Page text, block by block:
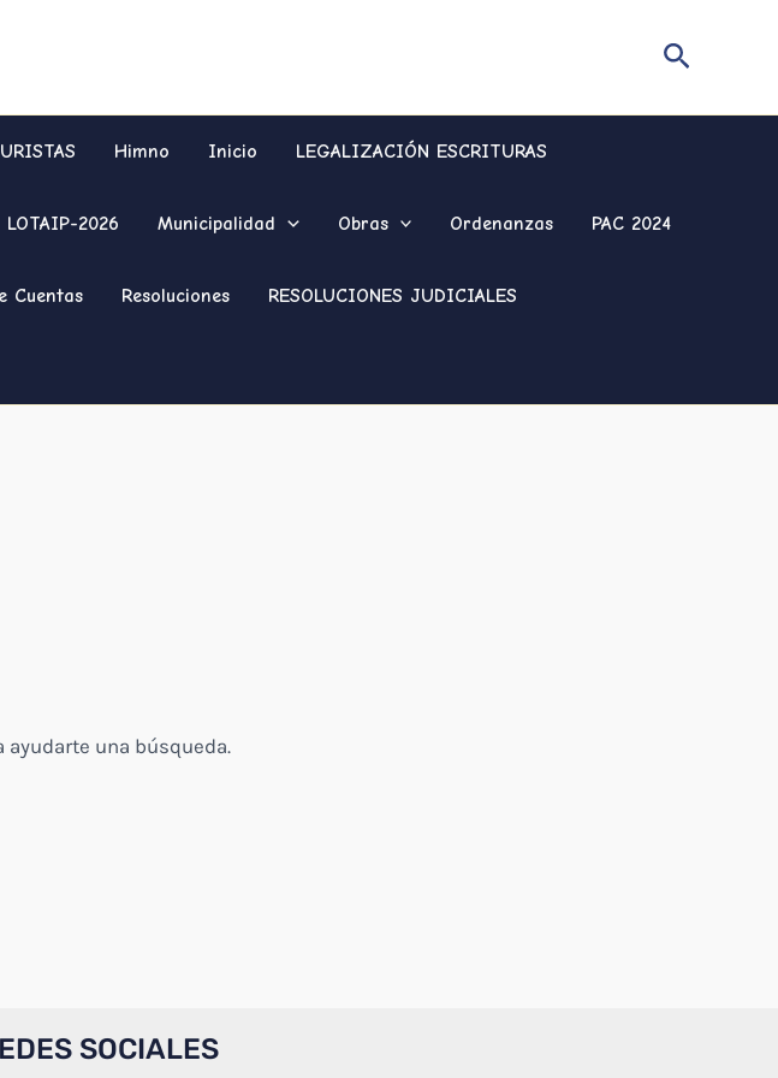
Buscar
Himno Inicio LEGALIZACIÓN ESCRITURAS
LOTAIP-2026 Municipalidad Obras Ordenanzas PAC 2024
Cuentas Resoluciones RESOLUCIONES JUDICIALES
ayudarte una búsqueda.
SOCIALES